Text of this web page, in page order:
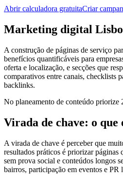
Abrir calculadora gratuitaCriar
Marketing digital
A construção de páginas de serviço
benefícios quantificáveis para
oferta e localização, e secções que
comparativos entre canais, checklists
backlinks.
No planeamento de conteúdo priorize
Virada de chave: o
A virada de chave é perceber que
resultados práticos é priorizar
sem prova social e conteúdos longos
bairros, participação em eventos e PR